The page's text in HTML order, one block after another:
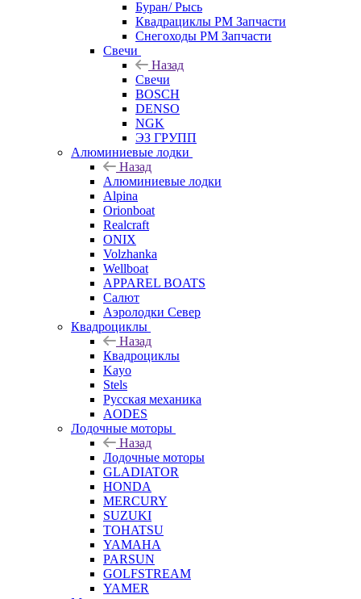
Буран/ Рысь
Квадрациклы РМ Запчасти
Снегоходы РМ Запчасти
Свечи
Назад
Свечи
BOSCH
DENSO
NGK
ЭЗ ГРУПП
Алюминиевые лодки
Назад
Алюминиевые лодки
Alpina
Orionboat
Realcraft
ONIX
Volzhanka
Wellboat
АPPAREL BOATS
Салют
Аэролодки Север
Квадроциклы
Назад
Квадроциклы
Kayo
Stels
Русская механика
AODES
Лодочные моторы
Назад
Лодочные моторы
GLADIATOR
HONDA
MERCURY
SUZUKI
TOHATSU
YAMAHA
PARSUN
GOLFSTREAM
YAMER